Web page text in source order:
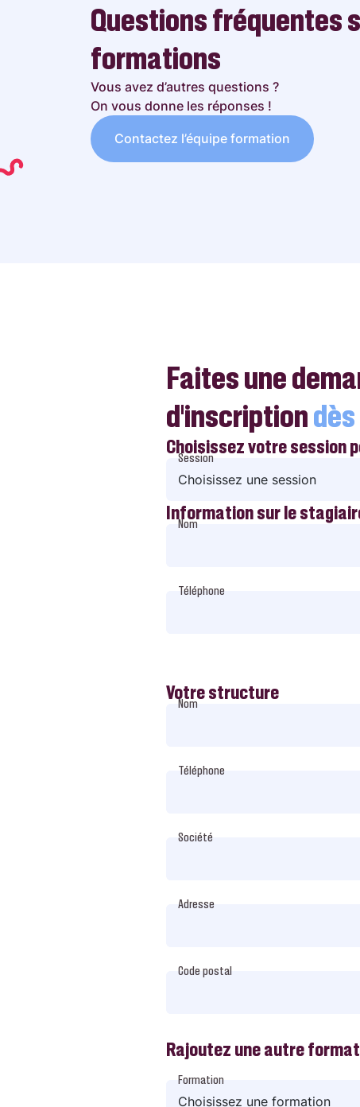
Questions fréquentes
formations
Vous avez d’autres questions ?
On vous donne les réponses !
Contactez l’équipe formation
Faites une
d’inscription
Choisissez votre session
Session
Information sur le
Nom
Téléphone
Votre structure
Nom
Téléphone
Société
Adresse
Code postal
Rajoutez une autre
Formation